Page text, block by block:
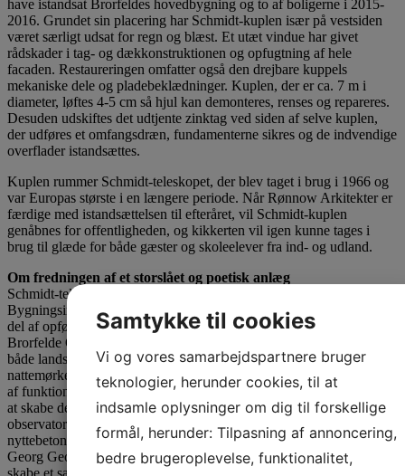
have istandsat Brorfeldes hovedbygning og to af boligerne i 2015-
2016. Grundet sin placering har Schmidt-kuplen især på vestsiden
været særligt udsat for regn og blæst. Et utæt vindue har givet
rådskader i tag- og dækkonstruktionen og opfugtning af hele
facaden. Restaureringen omfatter også den drejbare kuppels
mekaniske dele og pladebeklædninger. Kuplen, der er ca. 7 m i
diameter, løftes 4-5 cm så hjul kan demonteres, renses og repareres.
Desuden udskiftes det udtjente zinktag ved siden af selve kuplen,
der udføres et omfangsdræn, fundamenterne sikres og de indvendige
overflader istandsættes.
Kuplen rummer Schmidt-teleskopet, der blev taget i brug i 1966 og
var Europas største i en længere periode. Når Rønnow Arkitekter er
færdige med istandsættelsen til efteråret, vil Schmidt-kuplen
genåbnes for offentligheden, og kikkerten vil igen kunne tages i
brug til glæde for både gæster og skoleelever fra ind- og udland.
Om fredningen af et storslået og poetisk anlæg
Schmidt-teleskopbygningen er opført i 1955 efter tegninger af Kgl.
Bygningsinspektør Kaj Gottlob for Københavns Universitet som en
del af opførelsen af Brorfelde Observatorium i årene 1953-1965.
Brorfelde Observatorium blev i 2010 fredet i sin helhed, det vil sige
både landskab og bygninger, og som noget ganske særligt blev også
nattemørket i området fredet. Anlægget er i meget høj grad resultat
af funktionsbetinget planlægning – det hele drejer sig dybest set om
at skabe de bedste rammer om udforskningen af rummet fra
observatoriekuplerne øverst på højen. Til trods for denne stærkt
nyttebetonede tilgang lykkedes det Kaj Gottlob og landskabsarkitekt
Georg Georgsen gennem den mere end tiårige tilblivelsesperiode at
Samtykke til cookies
Vi og vores samarbejdspartnere bruger
teknologier, herunder cookies, til at
indsamle oplysninger om dig til forskellige
formål, herunder: Tilpasning af annoncering,
bedre brugeroplevelse, funktionalitet,